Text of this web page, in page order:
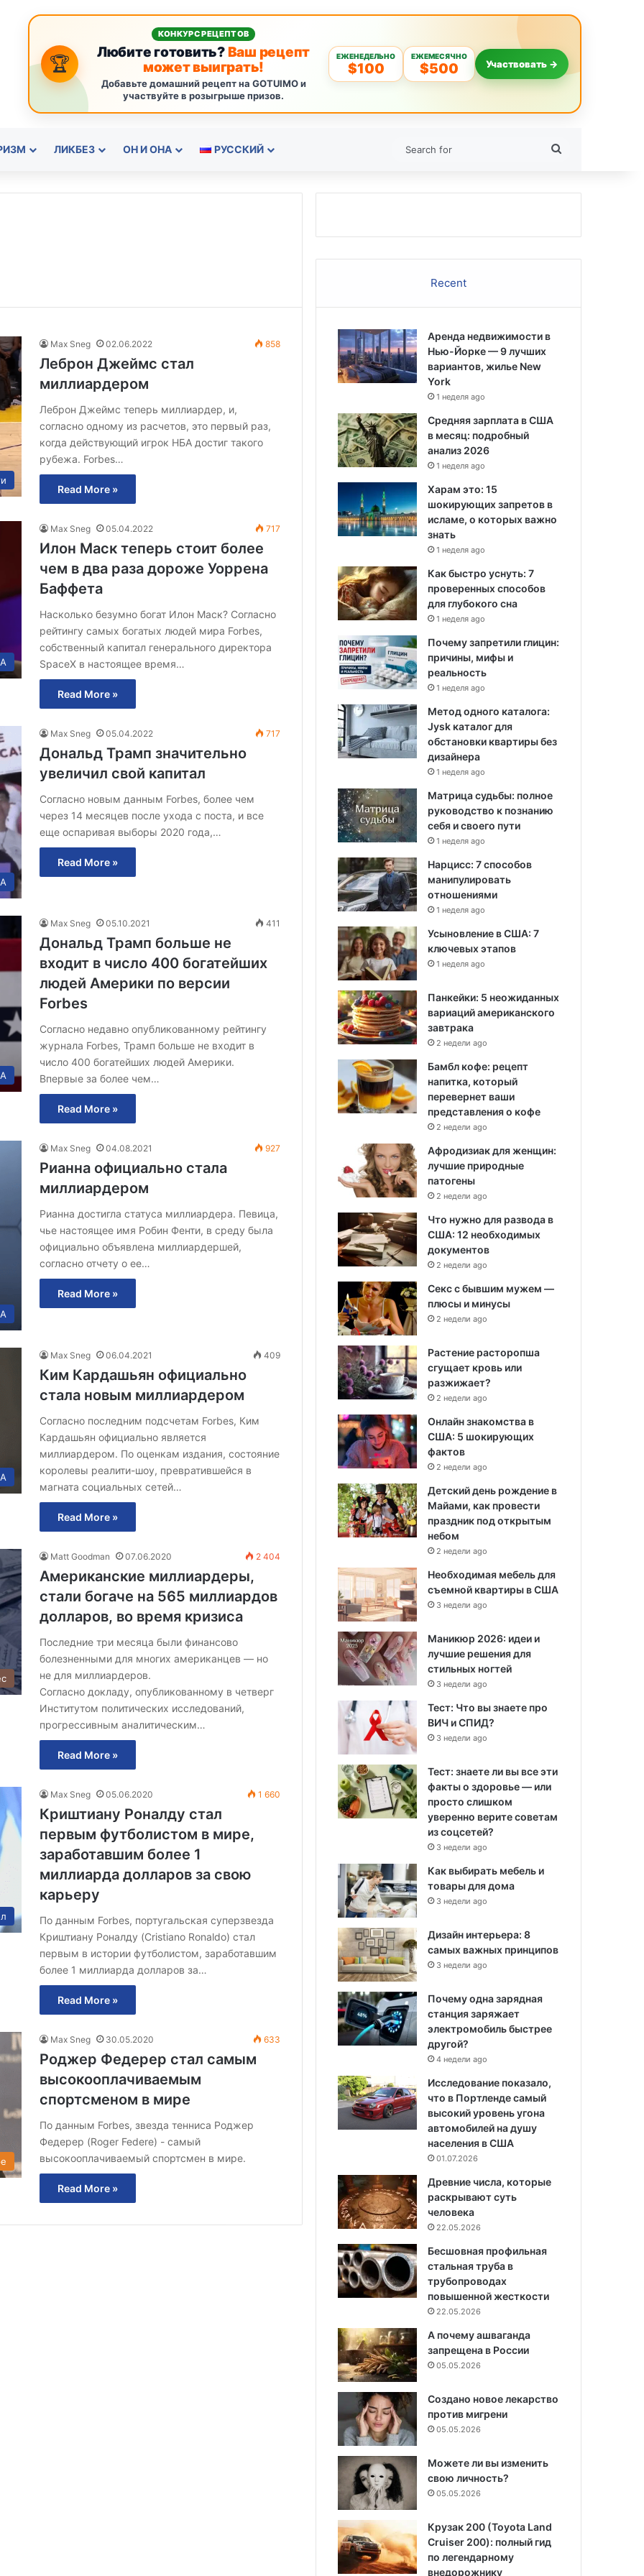
🏆
КОНКУРС РЕЦЕПТОВ
Любите готовить?Ваш рецепт
может выиграть!
Добавьте домашний рецепт на GOTUIMO и
участвуйте в розыгрыше призов.
ЕЖЕНЕДЕЛЬНО
$100
ЕЖЕМЕСЯЧНО
$500 Участвовать →
ЛИКБЕЗ ОН И ОНА РУССКИЙ
Max Sneg 02.06.2022 858
Леброн Джеймс стал
миллиардером
Леброн Джеймс теперь миллиардер, и,
согласно одному из расчетов, это первый раз,
когда действующий игрок НБА достиг такого
рубежа. Forbes…
Read More »
Max Sneg 05.04.2022 717
Илон Маск теперь стоит более
чем в два раза дороже Уоррена
Баффета
Насколько безумно богат Илон Маск? Согласно
рейтингу самых богатых людей мира Forbes,
собственный капитал генерального директора
SpaceX в настоящее время…
Read More »
Max Sneg 05.04.2022 717
Дональд Трамп значительно
увеличил свой капитал
Согласно новым данным Forbes, более чем
через 14 месяцев после ухода с поста, и все
еще оспаривая выборы 2020 года,…
Read More »
Max Sneg 05.10.2021 411
Дональд Трамп больше не
входит в число 400 богатейших
людей Америки по версии
Forbes
Согласно недавно опубликованному рейтингу
журнала Forbes, Трамп больше не входит в
число 400 богатейших людей Америки.
Впервые за более чем…
Read More »
Max Sneg 04.08.2021 927
Рианна официально стала
миллиардером
Рианна достигла статуса миллиардера. Певица,
чье настоящее имя Робин Фенти, в среду была
официально объявлена миллиардершей,
согласно отчету о ее…
Read More »
Max Sneg 06.04.2021 409
Ким Кардашьян официально
стала новым миллиардером
Согласно последним подсчетам Forbes, Ким
Кардашьян официально является
миллиардером. По оценкам издания, состояние
королевы реалити-шоу, превратившейся в
магната социальных сетей…
Read More »
Matt Goodman 07.06.2020 2 404
Американские миллиардеры,
стали богаче на 565 миллиардов
долларов, во время кризиса
Последние три месяца были финансово
болезненными для многих американцев — но
не для миллиардеров.
Согласно докладу, опубликованному в четверг
Институтом политических исследований,
прогрессивным аналитическим…
Read More »
Max Sneg 05.06.2020 1 660
Криштиану Роналду стал
первым футболистом в мире,
заработавшим более 1
миллиарда долларов за свою
карьеру
По данным Forbes, португальская суперзвезда
Криштиану Роналду (Cristiano Ronaldo) стал
первым в истории футболистом, заработавшим
более 1 миллиарда долларов за…
Read More »
Max Sneg 30.05.2020 633
Роджер Федерер стал самым
высокооплачиваемым
спортсменом в мире
По данным Forbes, звезда тенниса Роджер
Федерер (Roger Federe) - самый
высокооплачиваемый спортсмен в мире.
Read More »
Recent
Аренда недвижимости в
Нью-Йорке — 9 лучших
вариантов, жилье New
York
1 неделя ago
Средняя зарплата в США
в месяц: подробный
анализ 2026
1 неделя ago
Харам это: 15
шокирующих запретов в
исламе, о которых важно
знать
1 неделя ago
Как быстро уснуть: 7
проверенных способов
для глубокого сна
1 неделя ago
Почему запретили глицин:
причины, мифы и
реальность
1 неделя ago
Метод одного каталога:
Jysk каталог для
обстановки квартиры без
дизайнера
1 неделя ago
Матрица судьбы: полное
руководство к познанию
себя и своего пути
1 неделя ago
Нарцисс: 7 способов
манипулировать
отношениями
1 неделя ago
Усыновление в США: 7
ключевых этапов
1 неделя ago
Панкейки: 5 неожиданных
вариаций американского
завтрака
2 недели ago
Бамбл кофе: рецепт
напитка, который
перевернет ваши
представления о кофе
2 недели ago
Афродизиак для женщин:
лучшие природные
патогены
2 недели ago
Что нужно для развода в
США: 12 необходимых
документов
2 недели ago
Секс с бывшим мужем —
плюсы и минусы
2 недели ago
Растение расторопша
сгущает кровь или
разжижает?
2 недели ago
Онлайн знакомства в
США: 5 шокирующих
фактов
2 недели ago
Детский день рождение в
Майами, как провести
праздник под открытым
небом
2 недели ago
Необходимая мебель для
съемной квартиры в США
3 недели ago
Маникюр 2026: идеи и
лучшие решения для
стильных ногтей
3 недели ago
Тест: Что вы знаете про
ВИЧ и СПИД?
3 недели ago
Тест: знаете ли вы все эти
факты о здоровье — или
просто слишком
уверенно верите советам
из соцсетей?
3 недели ago
Как выбирать мебель и
товары для дома
3 недели ago
Дизайн интерьера: 8
самых важных принципов
3 недели ago
Почему одна зарядная
станция заряжает
электромобиль быстрее
другой?
4 недели ago
Исследование показало,
что в Портленде самый
высокий уровень угона
автомобилей на душу
населения в США
01.07.2026
Древние числа, которые
раскрывают суть
человека
22.05.2026
Бесшовная профильная
стальная труба в
трубопроводах
повышенной жесткости
22.05.2026
А почему ашваганда
запрещена в России
05.05.2026
Создано новое лекарство
против мигрени
05.05.2026
Можете ли вы изменить
свою личность?
05.05.2026
Крузак 200 (Toyota Land
Cruiser 200): полный гид
по легендарному
внедорожнику